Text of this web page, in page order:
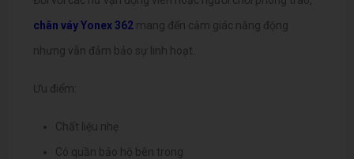
chân váy Yonex 362mang đến cảm giác năng động
nhưng vẫn đảm bảo sự linh hoạt.
Ưu điểm:
Chất liệu nhẹ
Có quần bảo hộ bên trong